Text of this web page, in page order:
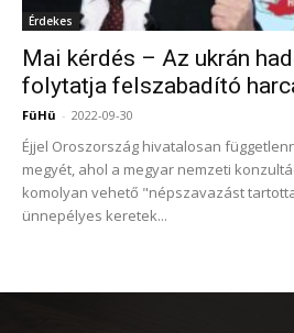
Érdekes
Mai kérdés – Az ukrán
folytatja felszabadító
FüHü - 2022-09-30
Éjjel Oroszország hivatalosan
megyét, ahol a megyar nemzeti
komolyan vehető "népszavazást
ünnepélyes keretek...